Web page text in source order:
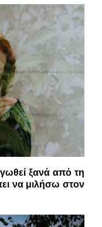
ξανά από τη
να μιλήσω στον